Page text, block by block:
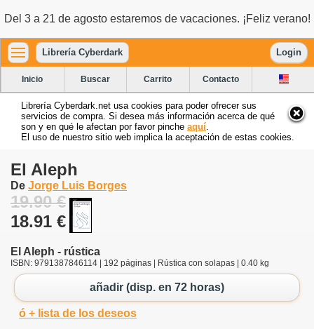
Del 3 a 21 de agosto estaremos de vacaciones. ¡Feliz verano!
Librería Cyberdark Login
Inicio Buscar Carrito Contacto
Librería Cyberdark.net usa cookies para poder ofrecer sus
servicios de compra. Si desea más información acerca de qué
son y en qué le afectan por favor pinche aquí
El uso de nuestro sitio web implica la aceptación de estas cookies.
El Aleph
De Jorge Luis Borges
19.90 €
18.91 €
El Aleph - rústica
ISBN: 9791387846114 | 192 páginas | Rústica con solapas | 0.40 kg
añadir (disp. en 72 horas)
ó + lista de los deseos